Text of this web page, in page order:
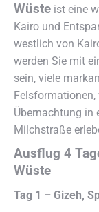
Wüste ist eine
Kairo und
westlich von
werden Sie mit
sein, viele
Übernachtung in
Milchstraße
Ausflug 4
Wüste
Tag 1 – Gizeh,